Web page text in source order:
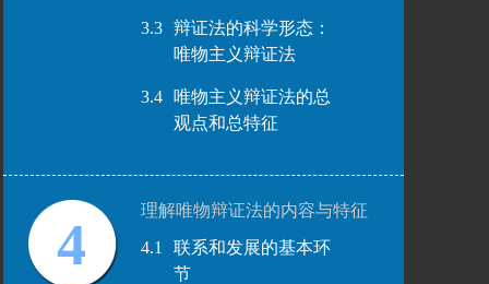
3.3
辩证法的科学形态：
唯物主义辩证法
3.4
唯物主义辩证法的总
观点和总特征
4
理解唯物辩证法的内容与特征
4.1
联系和发展的基本环
节